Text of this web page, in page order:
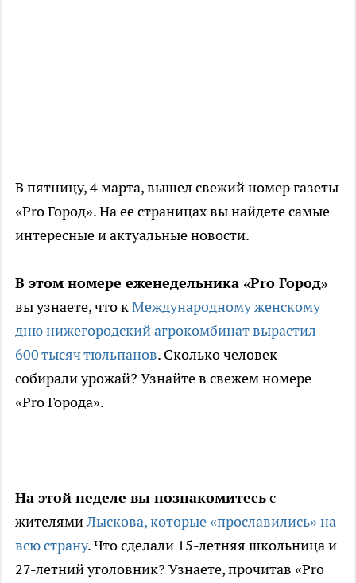
В пятницу, 4 марта, вышел свежий номер газеты
«Pro Город». На ее страницах вы найдете самые
интересные и актуальные новости.
В этом номере еженедельника «Pro Город»
вы узнаете, что кМеждународному женскому
дню нижегородский агрокомбинат вырастил
600 тысяч тюльпанов. Сколько человек
собирали урожай? Узнайте в свежем номере
«Pro Города».
На этой неделе вы познакомитесьс
жителямиЛыскова, которые «прославились» на
всю страну. Что сделали 15-летняя школьница и
27-летний уголовник? Узнаете, прочитав «Pro